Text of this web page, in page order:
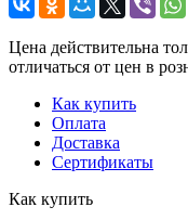
Цена действительна
отличаться от цен в
Как купить
Оплата
Доставка
Сертификаты
Как купить